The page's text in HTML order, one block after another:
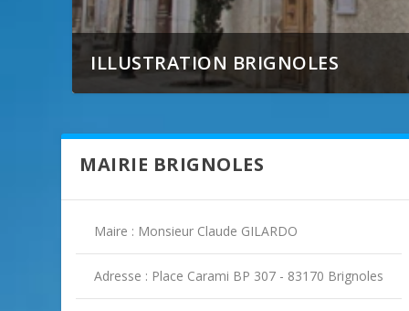
ILLUSTRATION BRIGNOLES
MAIRIE BRIGNOLES
Maire : Monsieur Claude GILARDO
Adresse : Place Carami BP 307 - 83170 Brignoles